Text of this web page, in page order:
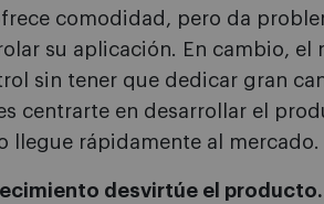
comodidad, pero da
su aplicación. En cambio, el
sin tener que dedicar gran
centrarte en desarrollar el
llegue rápidamente al mercado.
desvirtúe el producto.